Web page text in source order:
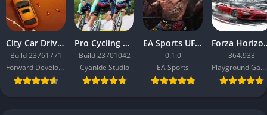
City Car Driving 2.0
Build 23761771
Forward Development
Pro Cycling Manager 26
Build 23701042
Cyanide Studio
EA Sports UFC 6
0.1.0
EA Sports
364.933
Playground Games